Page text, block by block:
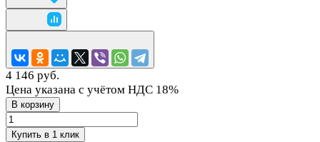
4 146 руб.
Цена указана с учётом НДС 18%
В корзину
Купить в 1 клик